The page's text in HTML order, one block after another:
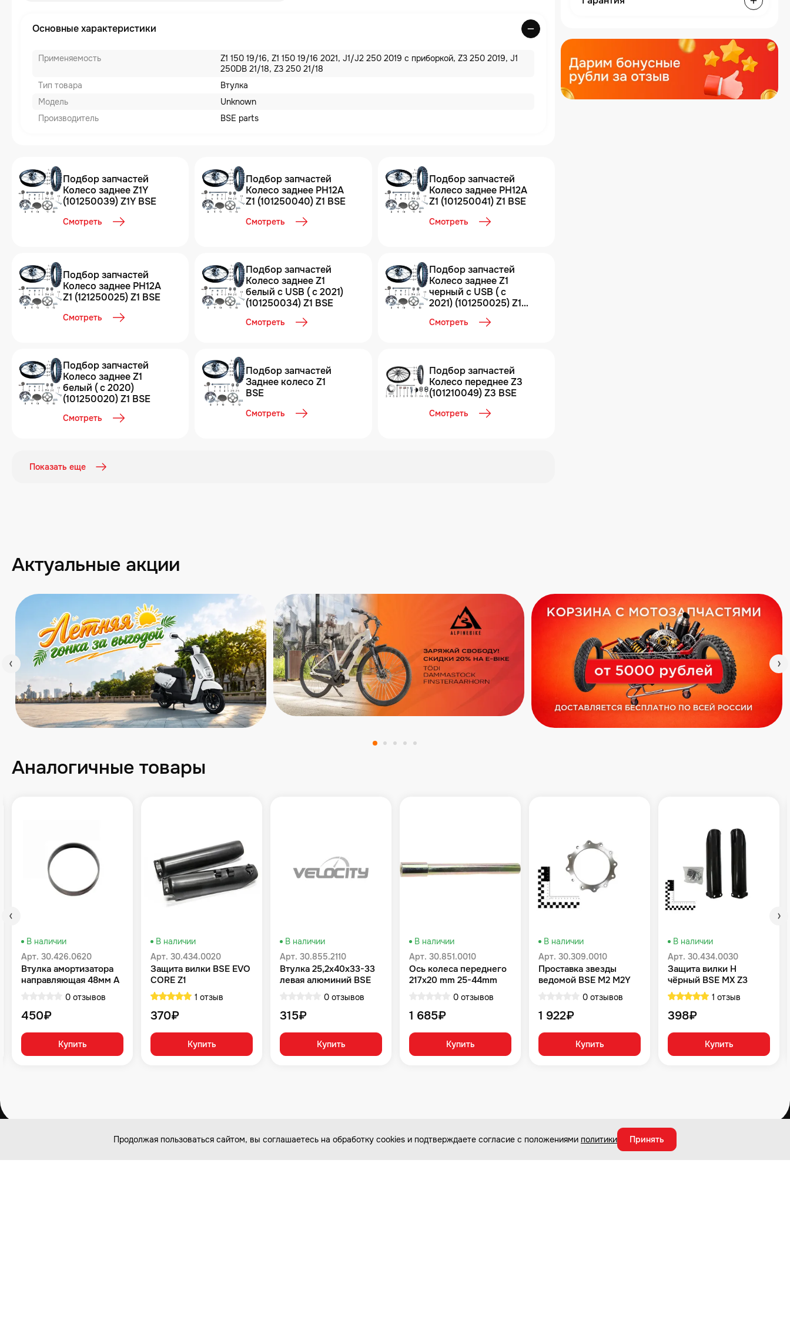
Основные характеристики
Применяемость
Z1 150 19/16, Z1 150 19/16 2021, J1/J2 250 2019 с приборкой, Z3 250 2019, J1
250DB 21/18, Z3 250 21/18
Тип товара
Втулка
Модель
Unknown
Производитель
BSE parts
Подбор запчастей
Колесо заднее Z1Y
(101250039) Z1Y BSE
Смотреть
Подбор запчастей
Колесо заднее PH12A
Z1 (101250040) Z1 BSE
Смотреть
Подбор запчастей
Колесо заднее PH12A
Z1 (101250041) Z1 BSE
Смотреть
Подбор запчастей
Колесо заднее PH12A
Z1 (121250025) Z1 BSE
Смотреть
Подбор запчастей
Колесо заднее Z1
белый с USB ( c 2021)
(101250034) Z1 BSE
Смотреть
Подбор запчастей
Колесо заднее Z1
черный с USB ( c
2021) (101250025) Z1
Смотреть
Подбор запчастей
Колесо заднее Z1
белый ( c 2020)
(101250020) Z1 BSE
Смотреть
Подбор запчастей
Заднее колесо Z1
BSE
Смотреть
Подбор запчастей
Колесо переднее Z3
(101210049) Z3 BSE
Смотреть
Показать еще
Актуальные акции
Аналогичные товары
В наличии
Арт. 30.426.0620
Втулка амортизатора
направляющая 48мм A
48x51x15 ZL BSE Z8
RTC 300 M80 отзывов
450₽
Купить
В наличии
Арт. 30.434.0020
Защита вилки BSE EVO
CORE Z1
1 отзыв
370₽
Купить
В наличии
Арт. 30.855.2110
Втулка 25,2x40x33-33
левая алюминий BSE
Z3Y M2 Z7 Z10 RTC
0 отзывов
315₽
Купить
В наличии
Арт. 30.851.0010
Ось колеса переднего
217x20 mm 25-44mm
BSE J2S J1, J2 Z10 M2
M2Y M4 M8 Z4 Z5 RTC
300 Z6 Z6Y Z7 Z8 Z11
0 отзывов
1 685₽
Купить
В наличии
Арт. 30.309.0010
Проставка звезды
ведомой BSE M2 M2Y
M4 M8 RTC 300 Z8
0 отзывов
1 922₽
Купить
В наличии
Арт. 30.434.0030
Защита вилки H
чёрный BSE MX Z3
1 отзыв
398₽
Купить
Продолжая пользоваться сайтом, вы соглашаетесь на обработку cookies и подтверждаете согласие с положениями политики Принять